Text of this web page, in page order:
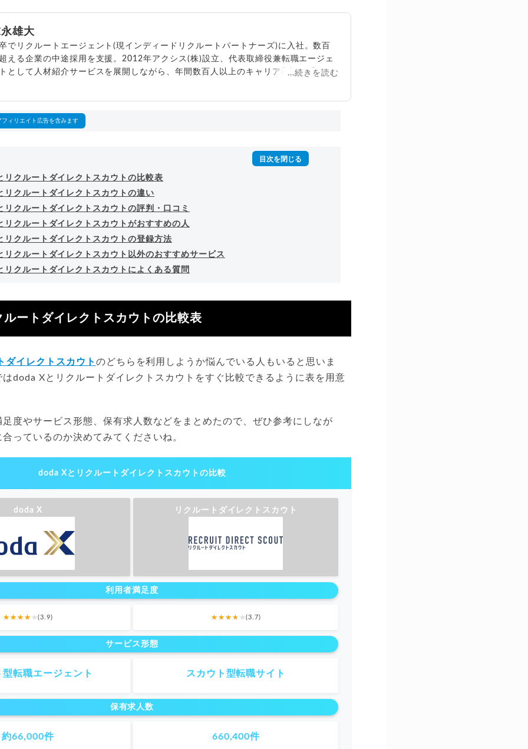
雄大
でリクルートエージェント(現インディードリクルートパートナーズ)に入社。数百
える企業の中途採用を支援。2012年アクシス(株)設立、代表取締役兼転職エージェ
として人材紹介サービスを展開しながら、年間数百人以上のキャリア相談に乗る。
...続きを読む
ィリエイト広告を含みます
リクルートダイレクトスカウトの比較表
リクルートダイレクトスカウトの違い
リクルートダイレクトスカウトの評判・口コミ
リクルートダイレクトスカウトがおすすめの人
リクルートダイレクトスカウトの登録方法
リクルートダイレクトスカウト以外のおすすめサービス
リクルートダイレクトスカウトによくある質問
ートダイレクトスカウトの比較表
ダイレクトスカウト のどちらを利用しようか悩んでいる人もいると思いま
doda Xとリクルートダイレクトスカウトをすぐ比較できるように表を用意
度やサービス形態、保有求人数などをまとめたので、ぜひ参考にしなが
っているのか決めてみてくださいね。
doda Xとリクルートダイレクトスカウトの比較
doda X リクルートダイレクトスカウト
利用者満足度
(3.9) (3.7)
サービス形態
型転職エージェント スカウト型転職サイト
保有求人数
約66,000件 660,400件